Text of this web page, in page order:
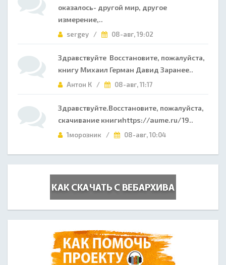
оказалось- другой мир, другое
измерение,..
sergey / 08-авг, 19:02
Здравствуйте Восстановите, пожалуйста,
книгу Михаил Герман Давид Заранее..
Антон К / 08-авг, 11:17
Здравствуйте.Восстановите, пожалуйста,
скачивание книгиhttps://aume.ru/19..
1морозник / 08-авг, 10:04